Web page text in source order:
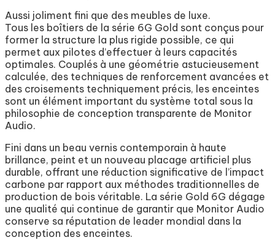
Aussi joliment fini que des meubles de luxe.
Tous les boîtiers de la série 6G Gold sont conçus pour
former la structure la plus rigide possible, ce qui
permet aux pilotes d’effectuer à leurs capacités
optimales. Couplés à une géométrie astucieusement
calculée, des techniques de renforcement avancées et
des croisements techniquement précis, les enceintes
sont un élément important du système total sous la
philosophie de conception transparente de Monitor
Audio.
Fini dans un beau vernis contemporain à haute
brillance, peint et un nouveau placage artificiel plus
durable, offrant une réduction significative de l’impact
carbone par rapport aux méthodes traditionnelles de
production de bois véritable. La série Gold 6G dégage
une qualité qui continue de garantir que Monitor Audio
conserve sa réputation de leader mondial dans la
conception des enceintes.